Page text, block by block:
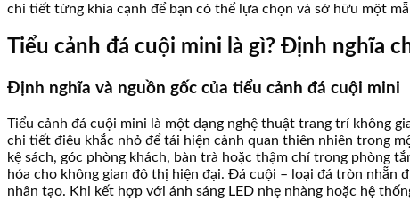
chi tiết từng khía cạnh để bạn có thể lựa chọn và sở hữu một
Tiểu cảnh đá cuội mini là gì? Định nghĩa
Định nghĩa và nguồn gốc của tiểu cảnh đá cuội mini
Tiểu cảnh đá cuội mini là một dạng nghệ thuật trang trí không
chi tiết điêu khắc nhỏ để tái hiện cảnh quan thiên nhiên trong
kệ sách, góc phòng khách, bàn trà hoặc thậm chí trong phòng
hóa cho không gian đô thị hiện đại. Đá cuội – loại đá tròn nhẵn
nhân tạo. Khi kết hợp với ánh sáng LED nhẹ nhàng hoặc hệ